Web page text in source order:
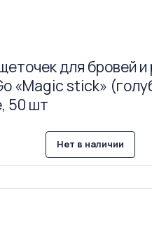
для бровей и
«Magic stick»
50 шт
Нет в наличии